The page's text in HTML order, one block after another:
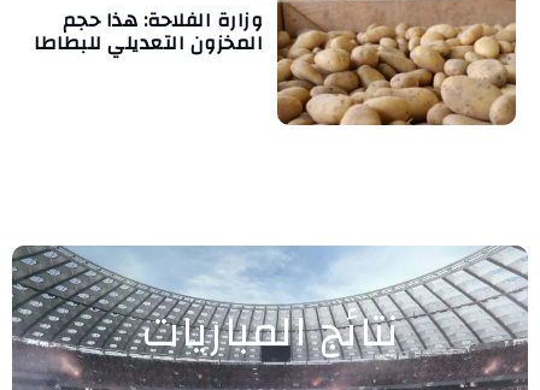
وزارة الفلاحة: هذا حجم
المخزون التعديلي للبطاطا
نتائج المباريات